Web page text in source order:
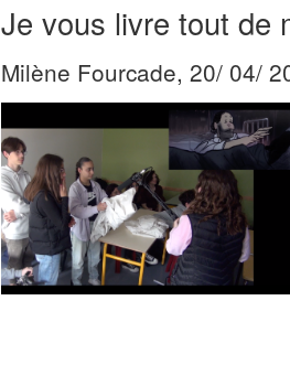
Je vous livre tout de
Milène Fourcade, 20/ 04/